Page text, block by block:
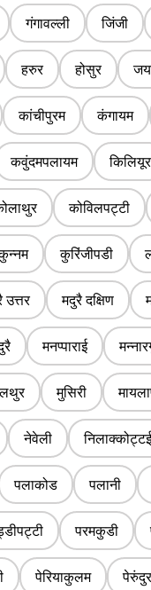
गंगावल्ली जिंजी
हरुर होसुर
कांचीपुरम कंगायम
कवुंदमपलायम किलियूर
कोविलपट्टी
कुरिंजीपडी
उत्तर मदुरै दक्षिण
मनप्पाराई
मुसिरी
नेवेली निलाक्कोट्टई
पलाकोड पलानी
परमकुडी
पेरियाकुलम